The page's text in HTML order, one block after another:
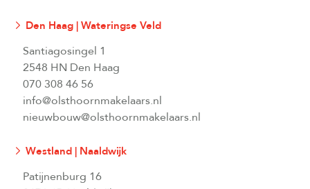
Den Haag | Wateringse Veld
Santiagosingel 1
2548 HN Den Haag
070 308 46 56
info@olsthoornmakelaars.nl
nieuwbouw@olsthoornmakelaars.nl
Westland | Naaldwijk
Patijnenburg 16